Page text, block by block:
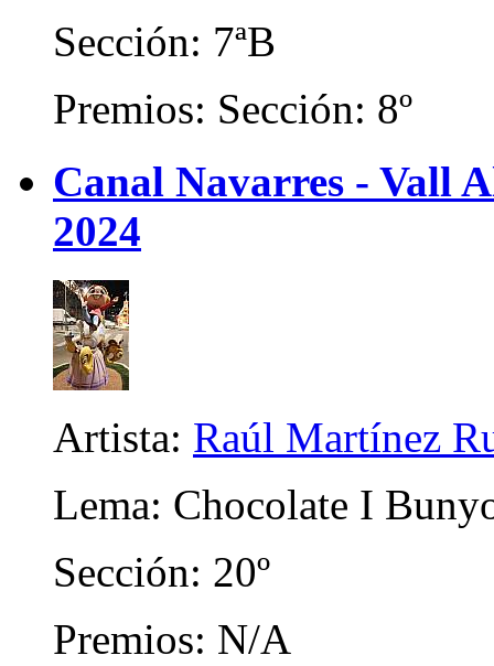
Sección: 7ªB
Premios: Sección: 8º
Canal Navarres - Vall
2024
Artista: Raúl Martínez
Lema: Chocolate I
Sección: 20º
Premios: N/A